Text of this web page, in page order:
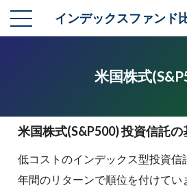
インデックスファンド
米国株式
米国株式(S&P500) 投資信託の
低コストのインデックス型投資信
年間のリターンで順位を付けてい